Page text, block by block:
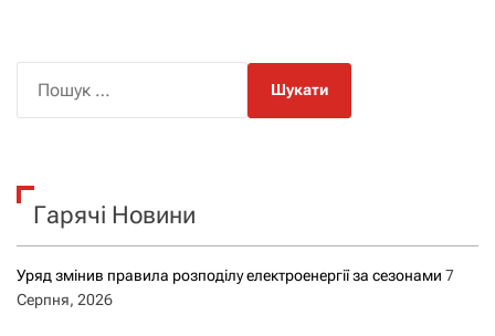
к
Гарячі Новини
Уряд змінив правила розподілу електроенергії за сезонами 7
Серпня, 2026